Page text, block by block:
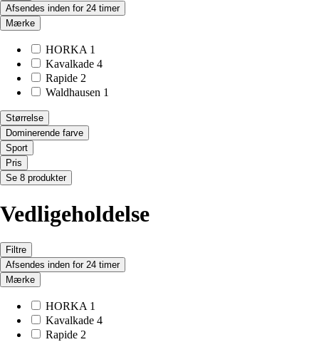
Afsendes inden for 24 timer
Mærke
HORKA 1
Kavalkade 4
Rapide 2
Waldhausen 1
Størrelse
Dominerende farve
Sport
Pris
Se 8 produkter
Vedligeholdelse
Filtre
Afsendes inden for 24 timer
Mærke
HORKA 1
Kavalkade 4
Rapide 2